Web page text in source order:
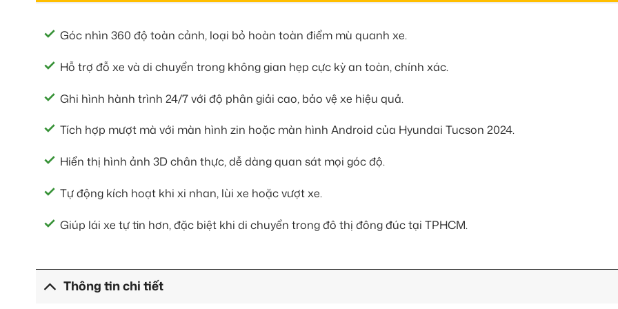
Góc nhìn 360 độ toàn cảnh, loại bỏ hoàn toàn điểm mù quanh xe.
Hỗ trợ đỗ xe và di chuyển trong không gian hẹp cực kỳ an toàn, chính xác.
Ghi hình hành trình 24/7 với độ phân giải cao, bảo vệ xe hiệu quả.
Tích hợp mượt mà với màn hình zin hoặc màn hình Android của Hyundai Tucson 2024.
Hiển thị hình ảnh 3D chân thực, dễ dàng quan sát mọi góc độ.
Tự động kích hoạt khi xi nhan, lùi xe hoặc vượt xe.
Giúp lái xe tự tin hơn, đặc biệt khi di chuyển trong đô thị đông đúc tại TPHCM.
Thông tin chi tiết